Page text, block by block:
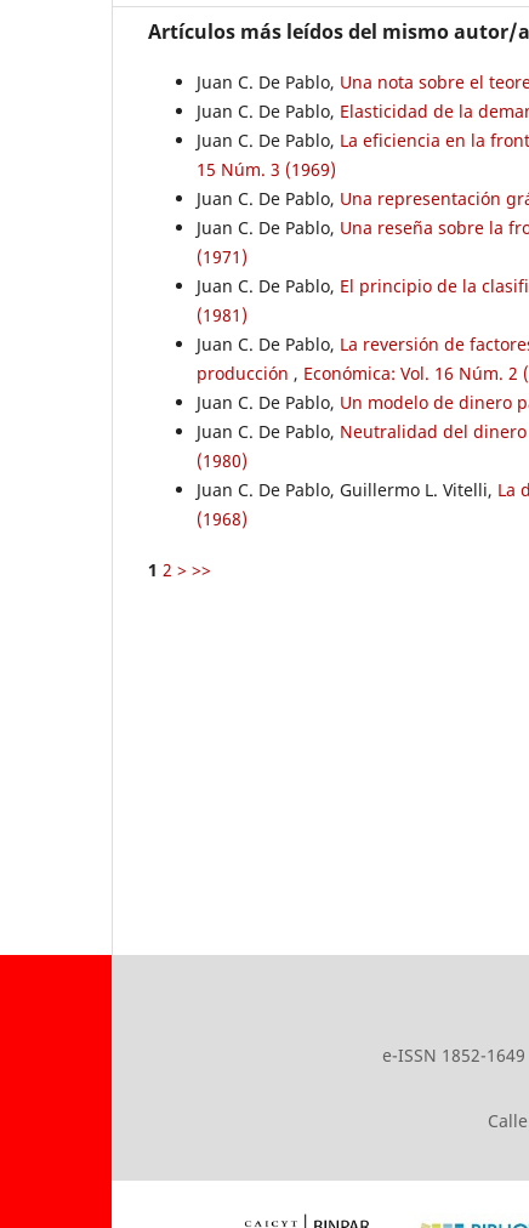
Artículos más leídos del mismo autor/a
Juan C. De Pablo, Una nota sobre el
Juan C. De Pablo, Elasticidad de la
Juan C. De Pablo, La eficiencia en la
15 Núm. 3 (1969)
Juan C. De Pablo, Una representación
Juan C. De Pablo, Una reseña sobre la
(1971)
Juan C. De Pablo, El principio de la
(1981)
Juan C. De Pablo, La reversión de
producción , Económica: Vol. 16 Núm. 2
Juan C. De Pablo, Un modelo de dinero
Juan C. De Pablo, Neutralidad del
(1980)
Juan C. De Pablo, Guillermo L. Vitelli, La
(1968)
1 2 > >>
e-ISSN 1852-